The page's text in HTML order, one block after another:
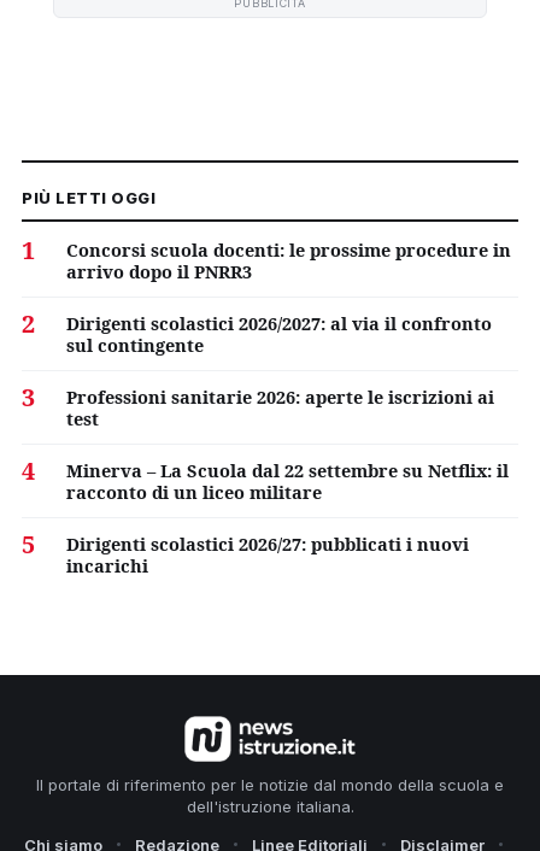
PUBBLICITÀ
PIÙ LETTI OGGI
1
Concorsi scuola docenti: le prossime procedure in
arrivo dopo il PNRR3
2
Dirigenti scolastici 2026/2027: al via il confronto
sul contingente
3
Professioni sanitarie 2026: aperte le iscrizioni ai
test
4
Minerva – La Scuola dal 22 settembre su Netflix: il
racconto di un liceo militare
5
Dirigenti scolastici 2026/27: pubblicati i nuovi
incarichi
Il portale di riferimento per le notizie dal mondo della scuola e
dell'istruzione italiana.
Chi siamo
Redazione Linee Editoriali Disclaimer